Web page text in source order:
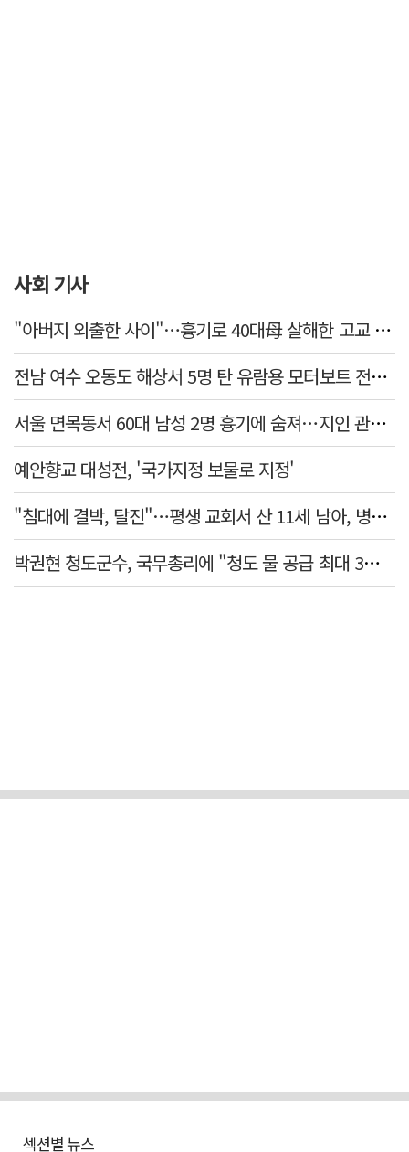
사회 기사
"아버지 외출한 사이"…흉기로 40대母 살해한 고교 자퇴생, 구속 기로에
전남 여수 오동도 해상서 5명 탄 유람용 모터보트 전복…2명 숨져
서울 면목동서 60대 남성 2명 흉기에 숨져…지인 관계로 추정
예안향교 대성전, '국가지정 보물로 지정'
"침대에 결박, 탈진"…평생 교회서 산 11세 남아, 병원 이송 끝 숨져
박권현 청도군수, 국무총리에 "청도 물 공급 최대 3만t 늘려달라"
섹션별 뉴스